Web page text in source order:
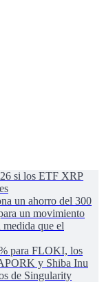
si los ETF XRP
un ahorro del 300
un movimiento
que el
para FLOKI, los
y Shiba Inu
de Singularity